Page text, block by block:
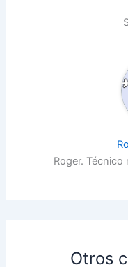
Roger.
Otros